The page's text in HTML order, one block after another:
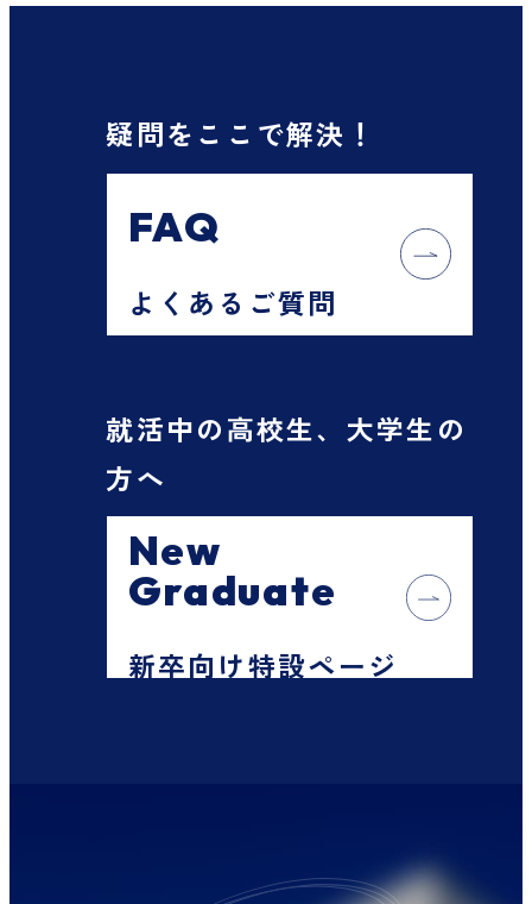
疑問をここで解決！
FAQ
よくあるご質問
就活中の高校生、大学生の
方へ
New
Graduate
新卒向け特設ページ